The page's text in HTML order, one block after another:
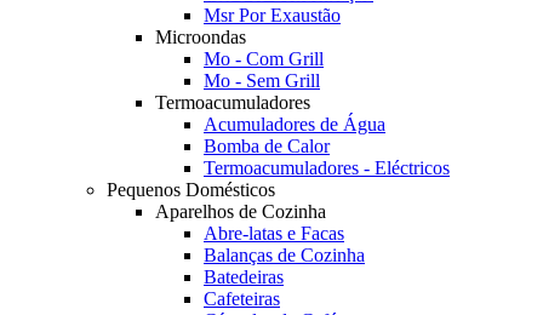
Msr Por Exaustão
Microondas
Mo - Com Grill
Mo - Sem Grill
Termoacumuladores
Acumuladores de Água
Bomba de Calor
Termoacumuladores - Eléctricos
Pequenos Domésticos
Aparelhos de Cozinha
Abre-latas e Facas
Balanças de Cozinha
Batedeiras
Cafeteiras